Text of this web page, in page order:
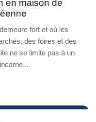
en maison de
fort et où les
des foires et des
ne se limite pas à un